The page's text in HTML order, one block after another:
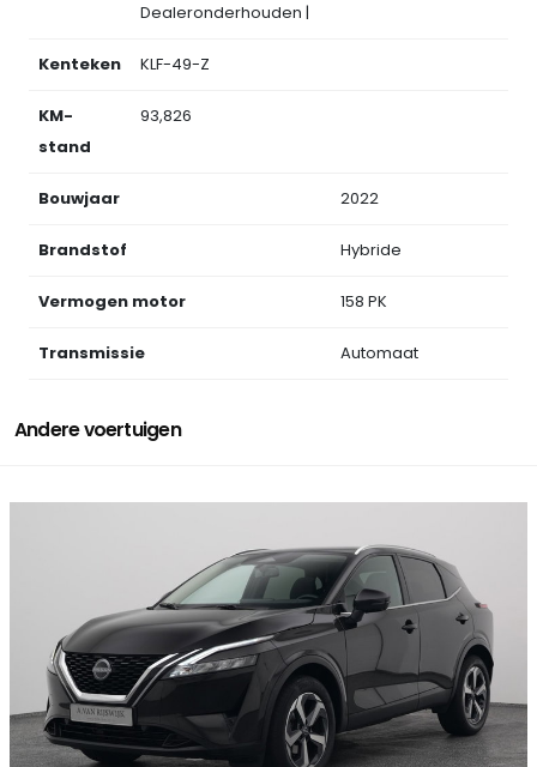
Dealeronderhouden |
Kenteken KLF-49-Z
KM-
stand
93,826
Bouwjaar 2022
Brandstof Hybride
Vermogen motor 158 PK
Transmissie Automaat
Andere voertuigen